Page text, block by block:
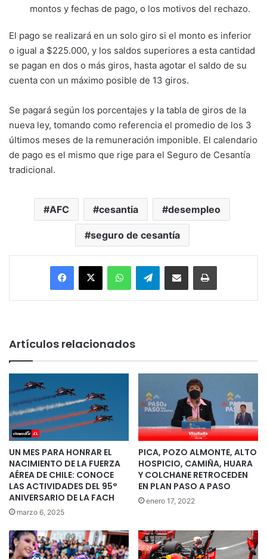
montos y fechas de pago, o los motivos del rechazo.
El pago se realizará en un solo giro si el monto es inferior
o igual a $225.000, y los saldos superiores a esta cantidad
se pagan en dos o más giros, hasta agotar el saldo de su
cuenta con un máximo posible de 13 giros.
Se pagará según los porcentajes y la tabla de giros de la
nueva ley, tomando como referencia el promedio de los 3
últimos meses de la remuneración imponible. El calendario
de pago es el mismo que rige para el Seguro de Cesantía
tradicional.
AFC cesantia desempleo
seguro de cesantía
Facebook
X WhatsAppTelegramEnviar vía email Imprimir
Artículos relacionados
UN MES PARA HONRAR EL
NACIMIENTO DE LA FUERZA
AÉREA DE CHILE: CONOCE
LAS ACTIVIDADES DEL 95°
ANIVERSARIO DE LA FACH
marzo 6, 2025
PICA, POZO ALMONTE, ALTO
HOSPICIO, CAMIÑA, HUARA
Y COLCHANE RETROCEDEN
EN PLAN PASO A PASO
enero 17, 2022